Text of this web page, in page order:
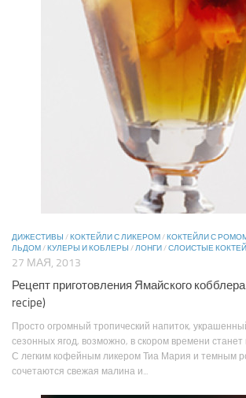
ДИЖЕСТИВЫ / КОКТЕЙЛИ С ЛИКЕРОМ / КОКТЕЙЛИ С
ЛЬДОМ / КУЛЕРЫ И КОБЛЕРЫ /ЛОНГИ /СЛОИСТЫЕ
27 МАЯ, 2013
Рецепт приготовления Ямайского
recipe)
Просто огромный тропический напиток,
сезонных ягод, возможно, в скором времени
С легким кофейным ликером Тиа Мария и темным
сочетаются свежая малина и...